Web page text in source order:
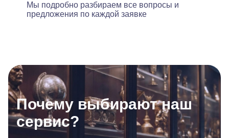
Мы подробно разбираем все вопросы и
предложения по каждой заявке
Почему выбирают наш
сервис?